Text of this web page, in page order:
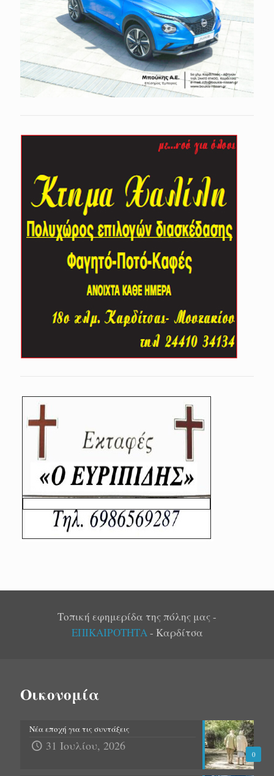
Τοπική εφημερίδα της πόλης μας -
ΕΠΙΚΑΙΡΟΤΗΤΑ- Καρδίτσα
Οικονομία
0
Νέα εποχή για τις συντάξεις
31 Ιουλίου, 2026